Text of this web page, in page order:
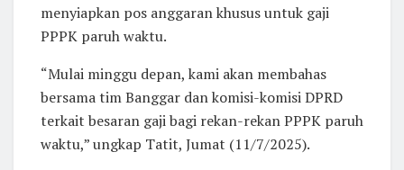
menyiapkan pos anggaran khusus untuk gaji
PPPK paruh waktu.
“Mulai minggu depan, kami akan membahas
bersama tim Banggar dan komisi-komisi DPRD
terkait besaran gaji bagi rekan-rekan PPPK paruh
waktu,” ungkap Tatit, Jumat (11/7/2025).